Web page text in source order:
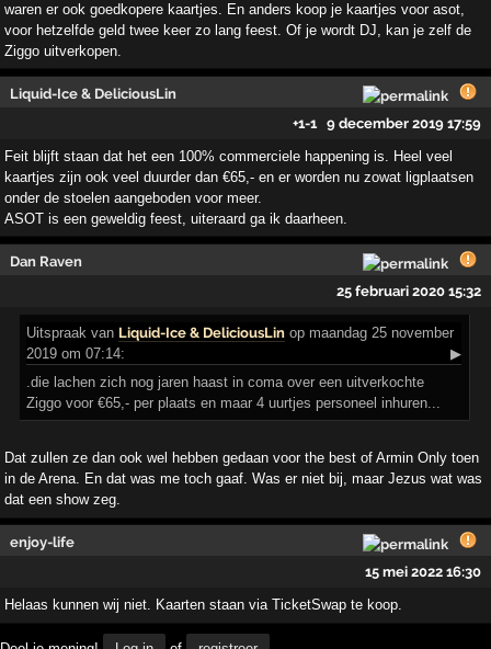
waren er ook goedkopere kaartjes. En anders koop je kaartjes voor asot,
voor hetzelfde geld twee keer zo lang feest. Of je wordt DJ, kan je zelf de
Ziggo uitverkopen.
Liquid-Ice & DeliciousLin
+1-1 9 december 2019 17:59
Feit blijft staan dat het een 100% commerciele happening is. Heel veel
kaartjes zijn ook veel duurder dan €65,- en er worden nu zowat ligplaatsen
onder de stoelen aangeboden voor meer.
ASOT is een geweldig feest, uiteraard ga ik daarheen.
Dan Raven
25 februari 2020 15:32
Uitspraak van Liquid-Ice & DeliciousLin op maandag 25 november
2019 om 07:14:
▶
.die lachen zich nog jaren haast in coma over een uitverkochte
Ziggo voor €65,- per plaats en maar 4 uurtjes personeel inhuren...
Dat zullen ze dan ook wel hebben gedaan voor the best of Armin Only toen
in de Arena. En dat was me toch gaaf. Was er niet bij, maar Jezus wat was
dat een show zeg.
enjoy-life
15 mei 2022 16:30
Helaas kunnen wij niet. Kaarten staan via TicketSwap te koop.